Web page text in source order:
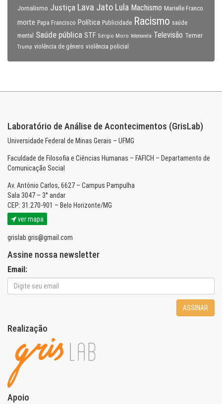
Jornalismo Justiça Lava Jato Lula Machismo Marielle Franco
morte Papa Francisco Política Publicidade Racismo saúde
mental
Saúde pública STF Sérgio Moro telenovela Televisão Temer
Trump violência de gênero violência policial
Laboratório de Análise de Acontecimentos (GrisLab)
Universidade Federal de Minas Gerais – UFMG
Faculdade de Filosofia e Ciências Humanas – FAFICH – Departamento de
Comunicação Social
Av. Antônio Carlos, 6627 – Campus Pampulha
Sala 3047 – 3° andar
CEP: 31.270-901 – Belo Horizonte/MG
ver mapa
grislab.gris@gmail.com
Assine nossa newsletter
Email:
ASSINAR
Realização
Apoio